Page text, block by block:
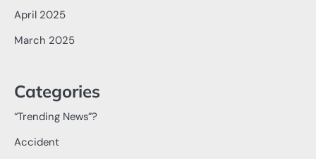
April 2025
March 2025
Categories
“Trending News”?
Accident